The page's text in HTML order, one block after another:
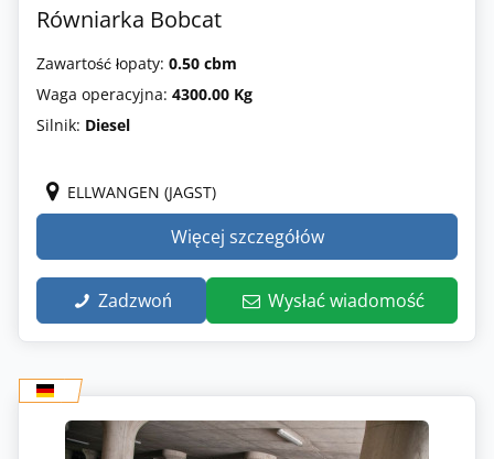
Równiarka Bobcat
Zawartość łopaty: 0.50 cbm
Waga operacyjna: 4300.00 Kg
Silnik: Diesel
ELLWANGEN (JAGST)
Więcej szczegółów
Zadzwoń Wysłać wiadomość